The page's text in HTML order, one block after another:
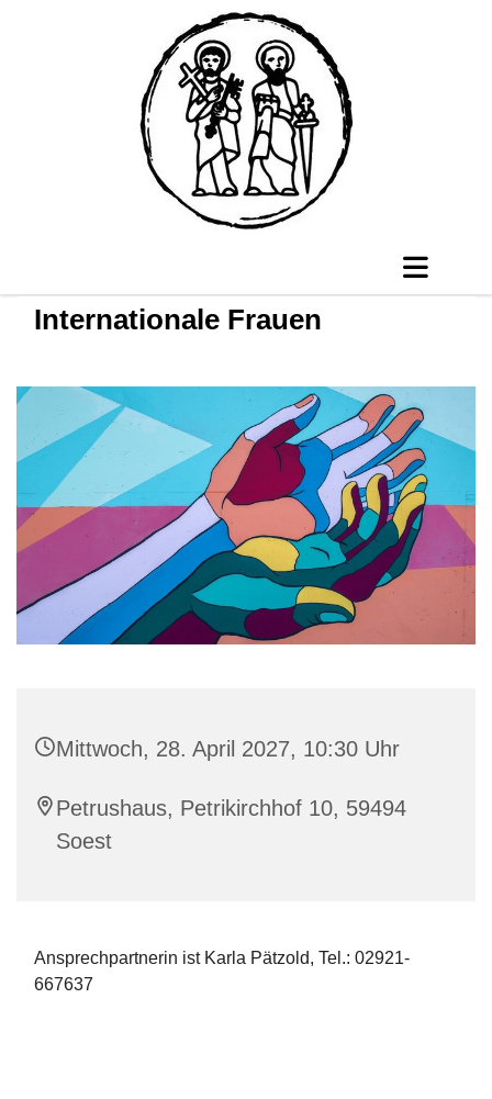
Internationale Frauen
Mittwoch, 28. April 2027, 10:30 Uhr
Petrushaus, Petrikirchhof 10, 59494
Soest
Ansprechpartnerin ist Karla Pätzold, Tel.: 02921-
667637